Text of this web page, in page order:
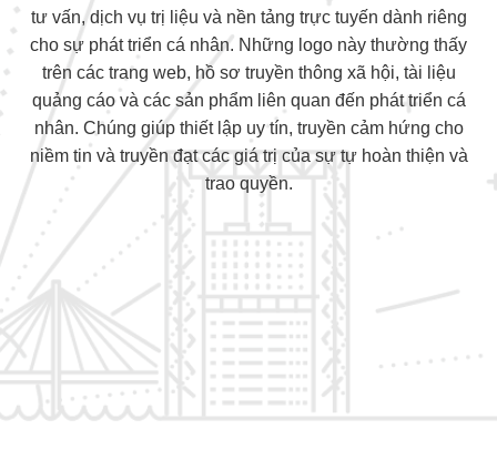
tư vấn, dịch vụ trị liệu và nền tảng trực tuyến dành riêng
cho sự phát triển cá nhân. Những logo này thường thấy
trên các trang web, hồ sơ truyền thông xã hội, tài liệu
quảng cáo và các sản phẩm liên quan đến phát triển cá
nhân. Chúng giúp thiết lập uy tín, truyền cảm hứng cho
niềm tin và truyền đạt các giá trị của sự tự hoàn thiện và
trao quyền.